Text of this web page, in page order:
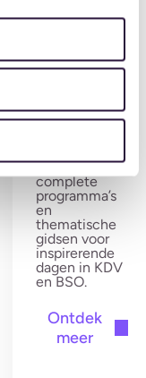
programma’s
activiteiten,
complete
programma’s
en
thematische
gidsen voor
inspirerende
dagen in KDV
en BSO.
Ontdek
meer